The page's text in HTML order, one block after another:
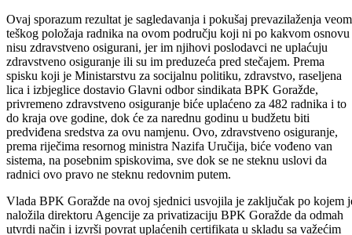
kantona Goražde, koji ne ostvaruju prava iz radnog odnosa, a nisu
zdravstveno osigurani po drugom osnovu.
Ovaj sporazum rezultat je sagledavanja i pokušaj prevazilaženja
teškog položaja radnika na ovom području koji ni po kakvom osnovu
nisu zdravstveno osigurani, jer im njihovi poslodavci ne uplaćuju
zdravstveno osiguranje ili su im preduzeća pred stečajem. Prema
spisku koji je Ministarstvu za socijalnu politiku, zdravstvo, raseljena
lica i izbjeglice dostavio Glavni odbor sindikata BPK Goražde,
privremeno zdravstveno osiguranje biće uplaćeno za 482 radnika i to
do kraja ove godine, dok će za narednu godinu u budžetu biti
predviđena sredstva za ovu namjenu. Ovo, zdravstveno osiguranje,
sistema, na posebnim spiskovima, sve dok se ne steknu uslovi da
radnici ovo pravo ne steknu redovnim putem.